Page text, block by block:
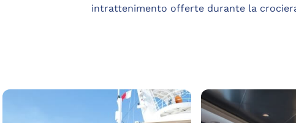
intrattenimento offerte durante la